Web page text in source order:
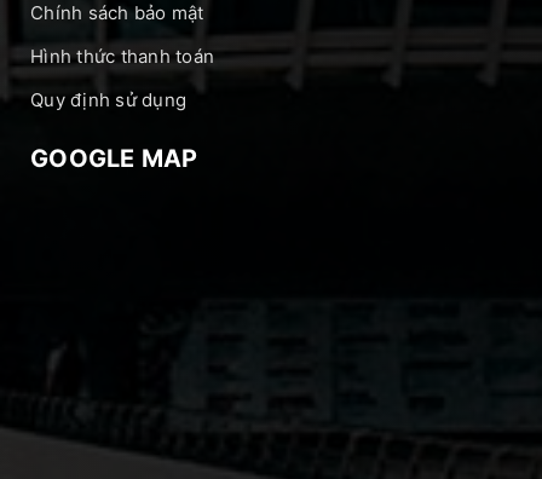
Chính sách bảo mật
Hình thức thanh toán
Quy định sử dụng
GOOGLE MAP